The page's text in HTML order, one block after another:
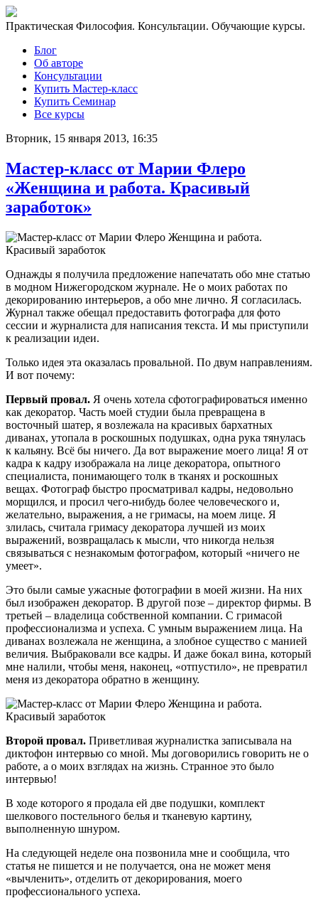
Практическая Философия. Консультации. Обучающие курсы.
Блог
Об авторе
Консультации
Купить Мастер-класс
Купить Семинар
Все курсы
Вторник, 15 января 2013, 16:35
Мастер-класс от Марии Флеро
«Женщина и работа. Красивый
заработок»
Однажды я получила предложение напечатать обо мне статью
в модном Нижегородском журнале. Не о моих работах по
декорированию интерьеров, а обо мне лично. Я согласилась.
Журнал также обещал предоставить фотографа для фото
сессии и журналиста для написания текста. И мы приступили
к реализации идеи.
Только идея эта оказалась провальной. По двум направлениям.
И вот почему:
Первый провал. Я очень хотела сфотографироваться именно
как декоратор. Часть моей студии была превращена в
восточный шатер, я возлежала на красивых бархатных
диванах, утопала в роскошных подушках, одна рука тянулась
к кальяну. Всё бы ничего. Да вот выражение моего лица! Я от
кадра к кадру изображала на лице декоратора, опытного
специалиста, понимающего толк в тканях и роскошных
вещах. Фотограф быстро просматривал кадры, недовольно
морщился, и просил чего-нибудь более человеческого и,
желательно, выражения, а не гримасы, на моем лице. Я
злилась, считала гримасу декоратора лучшей из моих
выражений, возвращалась к мысли, что никогда нельзя
связываться с незнакомым фотографом, который «ничего не
умеет».
Это были самые ужасные фотографии в моей жизни. На них
был изображен декоратор. В другой позе – директор фирмы. В
третьей – владелица собственной компании. С гримасой
профессионализма и успеха. С умным выражением лица. На
диванах возлежала не женщина, а злобное существо с манией
величия. Выбраковали все кадры. И даже бокал вина, который
мне налили, чтобы меня, наконец, «отпустило», не превратил
меня из декоратора обратно в женщину.
Второй провал. Приветливая журналистка записывала на
диктофон интервью со мной. Мы договорились говорить не о
работе, а о моих взглядах на жизнь. Странное это было
интервью!
В ходе которого я продала ей две подушки, комплект
шелкового постельного белья и тканевую картину,
выполненную шнуром.
На следующей неделе она позвонила мне и сообщила, что
статья не пишется и не получается, она не может меня
«вычленить», отделить от декорирования, моего
профессионального успеха.